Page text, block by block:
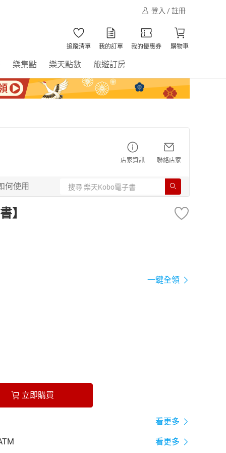
登入 / 註冊
追蹤清單 我的訂單 我的優惠券 購物車
樂集點 樂天點數 旅遊訂房
店家資訊 聯絡店家
何使用
】
一鍵全領
立即購買
看更多
看更多